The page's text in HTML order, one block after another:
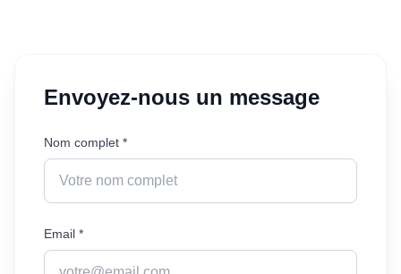
Envoyez-nous un message
Nom complet *
Email *